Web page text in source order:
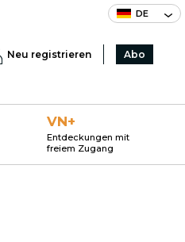
DE
Neu registrieren Abo
VN+
Entdeckungen mit
freiem Zugang